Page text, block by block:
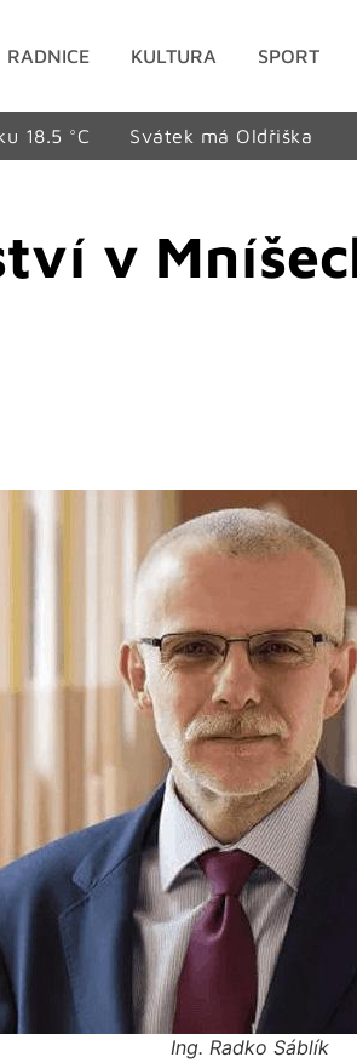
RADNICE KULTURA SPORT
18.5 °C Svátek má Oldřiška
v
Ing. Radko Sáblík